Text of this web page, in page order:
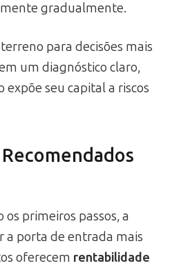
gradualmente.
para decisões mais
um diagnóstico claro,
seu capital a riscos
primeiros passos, a
a porta de entrada mais
oferecem rentabilidade